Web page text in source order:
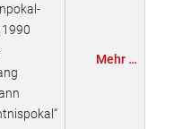
Mehr …